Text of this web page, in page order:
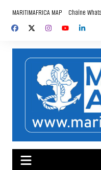
contenu
MARITIMAFRICA MAP Chaîne